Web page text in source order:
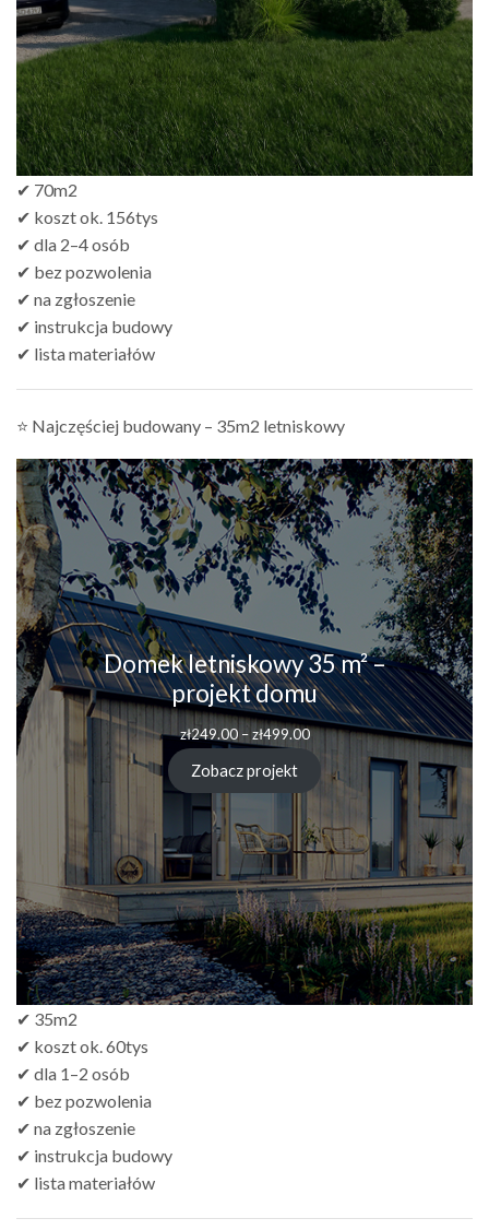
✔ 70m2
✔ koszt ok. 156tys
✔ dla 2–4 osób
✔ bez pozwolenia
✔ na zgłoszenie
✔ instrukcja budowy
✔ lista materiałów
⭐ Najczęściej budowany – 35m2 letniskowy
Domek letniskowy 35 m² –
projekt domu
zł249.00 – zł499.00
Zobacz projekt
✔ 35m2
✔ koszt ok. 60tys
✔ dla 1–2 osób
✔ bez pozwolenia
✔ na zgłoszenie
✔ instrukcja budowy
✔ lista materiałów